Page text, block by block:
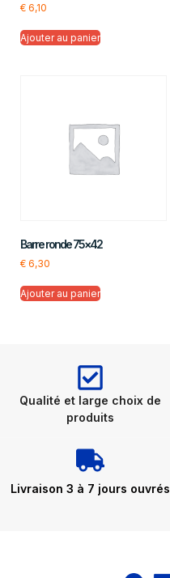
€ 6,10
Ajouter au panier
Barre ronde 75×42
€ 6,30
Ajouter au panier
Qualité et large choix de
produits
Livraison 3 à 7 jours ouvrés